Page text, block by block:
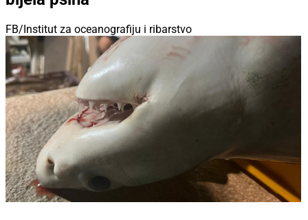
FB/Institut za oceanografiju i ribarstvo